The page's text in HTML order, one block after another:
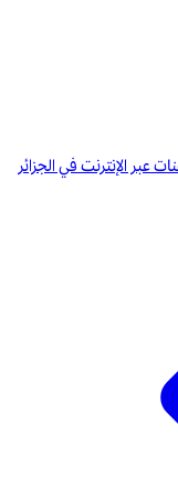
عبر الإنترنت في الجزائر